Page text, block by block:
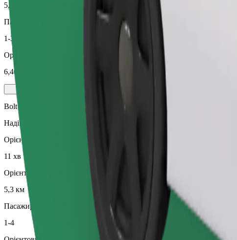
5,3 км
Пасажирів
1-3
Орієнтовна вартість
6,40 EUR
Bolt
Надійні поїздки на повсякденних авто середнього класу.
Орієнтовний час поїздки
11 хв
Орієнтовна відстань
5,3 км
Пасажирів
1-4